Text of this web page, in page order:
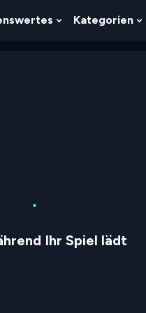
Show
Kategorien
Ihr Spiel lädt